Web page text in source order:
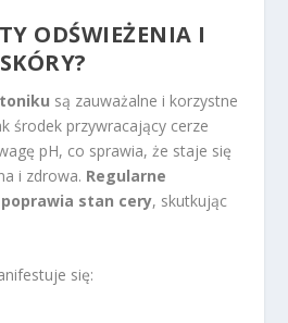
ODŚWIEŻENIA I
są zauważalne i korzystne
środek przywracający cerze
pH, co sprawia, że staje się
i zdrowa. Regularne
stan cery, skutkując
się: